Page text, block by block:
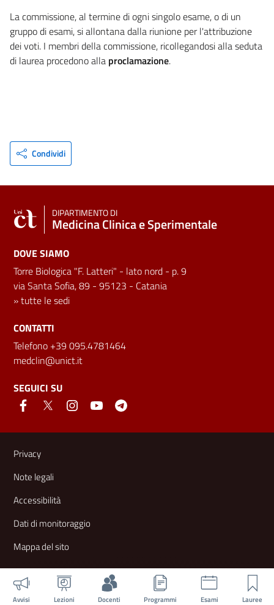
La commissione, al termine di ogni singolo esame, o di un
gruppo di esami, si allontana dalla riunione per l'attribuzione
dei voti.​ I membri della commissione, ricollegandosi alla seduta
di laurea procedono alla proclamazione.​
Condividi
Avvisi Lezioni Docenti Programmi Esami Lauree
DIPARTIMENTO DI
Medicina Clinica e Sperimentale
DOVE SIAMO
Torre Biologica "F. Latteri" - lato nord - p. 9
via Santa Sofia, 89 - 95123 - Catania
»tutte le sedi
CONTATTI
Telefono +39 095.4781464
medclin@unict.it
SEGUICI SU
Link e informazioni utili
Privacy
Note legali
Accessibilità
Dati di monitoraggio
Mappa del sito